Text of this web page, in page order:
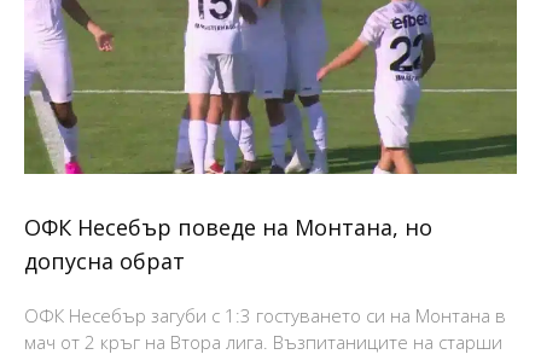
ОФК Несебър поведе на Монтана, но
допусна обрат
ОФК Несебър загуби с 1:3 гостуването си на Монтана в
мач от 2 кръг на Втора лига. Възпитаниците на старши